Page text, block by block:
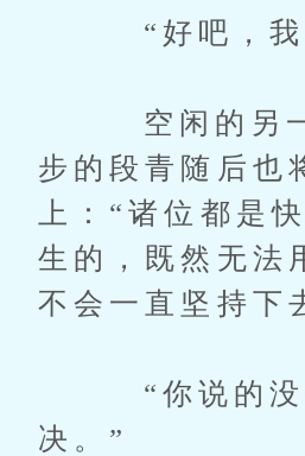
“好吧，我承
空闲的另一只
步的段青随后也
上：“诸位都是
生的，既然无法
不会一直坚持下
“你说的没错
决。”